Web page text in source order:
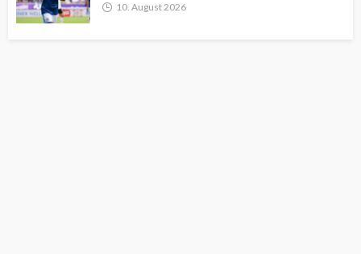
10. August 2026